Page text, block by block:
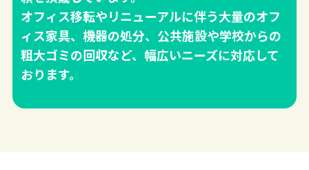
オフィス移転やリニューアルに伴う大量のオフ
ィス家具、機器の処分、公共施設や学校からの
粗大ゴミの回収など、幅広いニーズに対応して
おります。